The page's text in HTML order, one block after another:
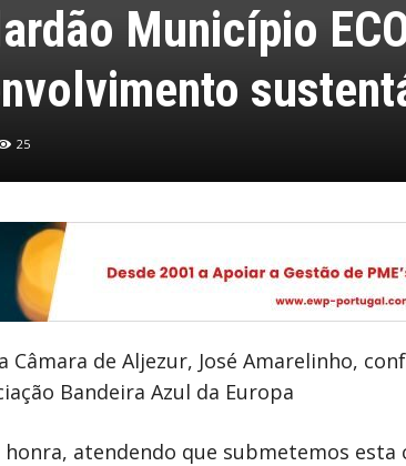
Município
25
de Aljezur, José Amarelinho,
Bandeira Azul da Europa
atendendo que submetemos